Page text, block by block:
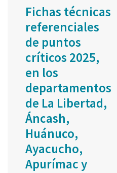
Fichas técnicas
referenciales
de puntos
críticos 2025,
en los
departamentos
de La Libertad,
Áncash,
Huánuco,
Ayacucho,
Apurímac y